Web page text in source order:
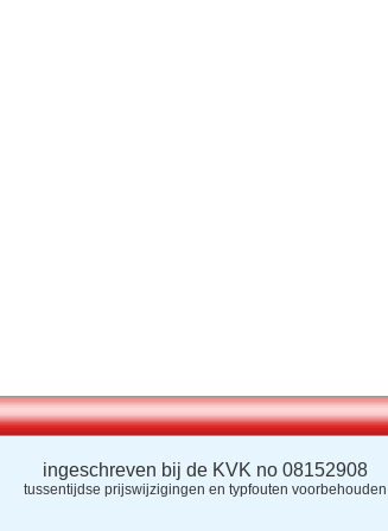
ingeschreven bij de KVK no 08152908
tussentijdse prijswijzigingen en typfouten voorbehouden